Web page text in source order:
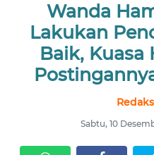
Wanda
Lakukan
Baik,
Sabtu, 10
UTAMA
NUSANTARA
SERBI